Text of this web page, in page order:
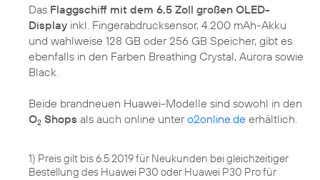
Das Flaggschiff mit dem 6,5 Zoll großen OLED-
Display inkl. Fingerabdrucksensor, 4.200 mAh-Akku
und wahlweise 128 GB oder 256 GB Speicher, gibt es
ebenfalls in den Farben Breathing Crystal, Aurora sowie
Black.
Beide brandneuen Huawei-Modelle sind sowohl in den
O2 Shops als auch online untero2online.de erhältlich.
1) Preis gilt bis 6.5.2019 für Neukunden bei gleichzeitiger
Bestellung des Huawei P30 oder Huawei P30 Pro für